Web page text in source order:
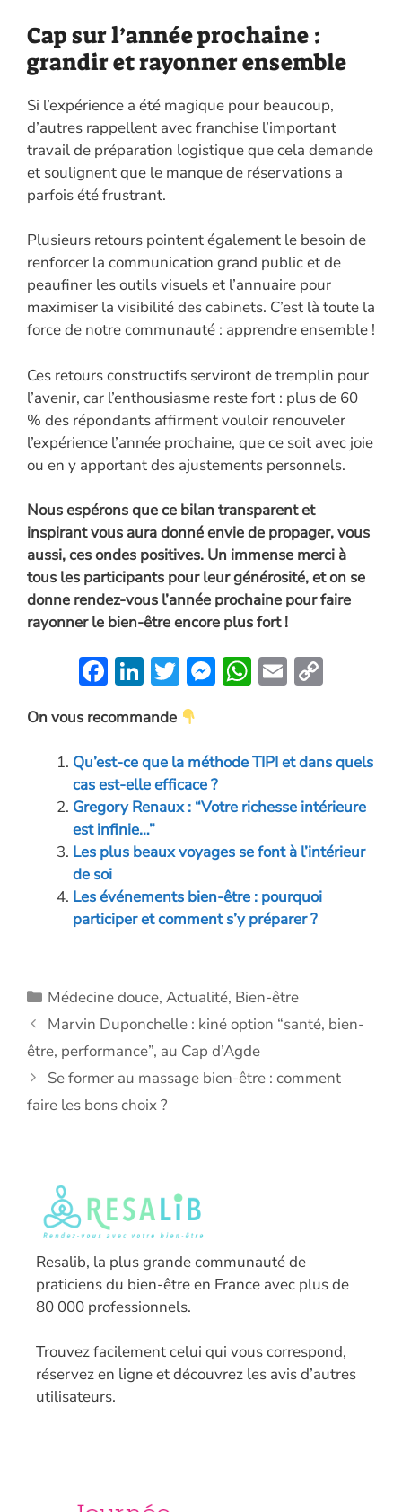
Cap sur l’année prochaine :
grandir et rayonner ensemble
Si l’expérience a été magique pour beaucoup,
d’autres rappellent avec franchise l’important
travail de préparation logistique que cela demande
et soulignent que le manque de réservations a
parfois été frustrant.
Plusieurs retours pointent également le besoin de
renforcer la communication grand public et de
peaufiner les outils visuels et l’annuaire pour
maximiser la visibilité des cabinets. C’est là toute la
force de notre communauté : apprendre ensemble !
Ces retours constructifs serviront de tremplin pour
l’avenir, car l’enthousiasme reste fort : plus de 60
% des répondants affirment vouloir renouveler
l’expérience l’année prochaine, que ce soit avec joie
ou en y apportant des ajustements personnels.
Nous espérons que ce bilan transparent et
inspirant vous aura donné envie de propager, vous
aussi, ces ondes positives. Un immense merci à
tous les participants pour leur générosité, et on se
donne rendez-vous l’année prochaine pour faire
rayonner le bien-être encore plus fort !
F
e
b
o
o
k
Li
k
e
dI
n
T
w
itt
er
M
n
er
W
s
p
p
E
l y
n
k
On vous recommande
Qu’est-ce que la méthode TIPI et dans quels
cas est-elle efficace ?
Gregory Renaux : “Votre richesse intérieure
est infinie…”
Les plus beaux voyages se font à l’intérieur
de soi
Les événements bien-être : pourquoi
participer et comment s’y préparer ?
Catégories
Médecine douce,Actualité, Bien-être
Marvin Duponchelle : kiné option “santé, bien-
être, performance”, au Cap d’Agde
Se former au massage bien-être : comment
faire les bons choix ?
Resalib, la plus grande communauté de
praticiens du bien-être en France avec plus de
80 000 professionnels.
Trouvez facilement celui qui vous correspond,
réservez en ligne et découvrez les avis d’autres
utilisateurs.